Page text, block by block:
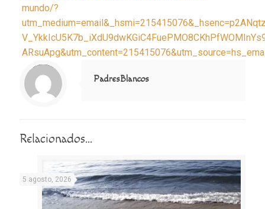
mundo/?
Notice
: Trying to access array offset on value of type null in
/home/misioner/public_html/padresblancos/themes/betheme/includes/content-single.php
on line
286
PadresBlancos
Relacionados...
5 agosto, 2026